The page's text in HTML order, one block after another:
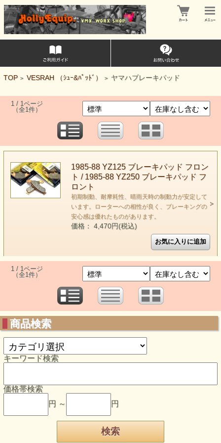
TOP > VESRAH （ｼｭｰ&ﾊﾟｯﾄﾞ） > ヤマハブレーキパッド
1 / 1ページ
（全1件）
1985-88 YZ125 ブレーキパッド フロン
ト / 1985-88 YZ250 ブレーキパッド フ
ロント
初期制動、耐摩耗性、晴雨天時の制動力が安定して
います。ローターへの相性が良く、ブレーキングの
安心感は優れたものがあります。
価格： 4,470円(税込)
1 / 1ページ
（全1件）
商品検索
キーワード検索
価格帯検索
円 ～
円